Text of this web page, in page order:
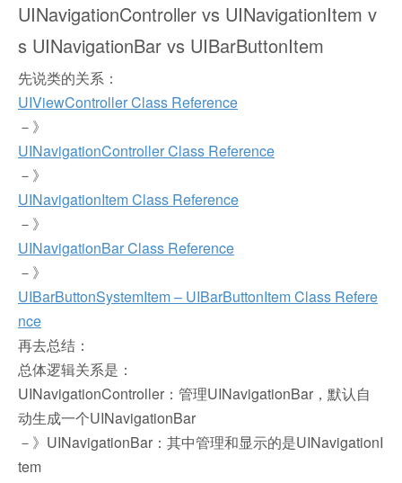
UINavigationController vs UINavigationItem v
s UINavigationBar vs UIBarButtonItem
先说类的关系：
UIViewController Class Reference
－》
UINavigationController Class Reference
－》
UINavigationItem Class Reference
－》
UINavigationBar Class Reference
－》
UIBarButtonSystemItem – UIBarButtonItem Class Refere
nce
再去总结：
总体逻辑关系是：
UINavigationController：管理UINavigationBar，默认自
动生成一个UINavigationBar
－》UINavigationBar：其中管理和显示的是UINavigationI
tem